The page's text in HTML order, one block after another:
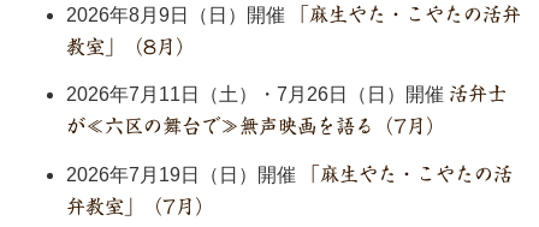
2026年8月9日（日）開催
「麻生やた・こやたの活弁
教室」（8月）
2026年7月11日（土）・7月26日（日）開催 活弁士
が≪六区の舞台で≫無声映画を語る（7月）
2026年7月19日（日）開催
「麻生やた・こやたの活
弁教室」（7月）